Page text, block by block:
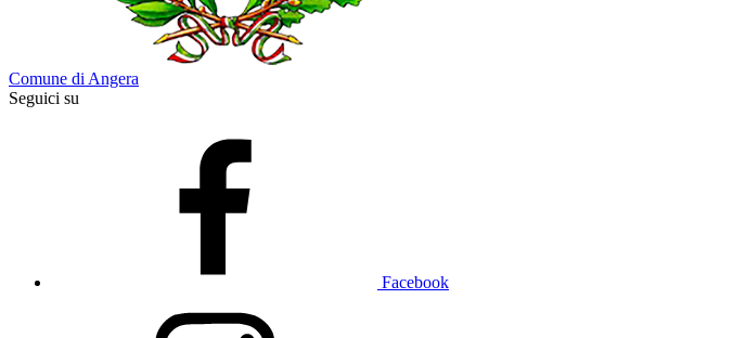
Comune di Angera
Seguici su
Facebook